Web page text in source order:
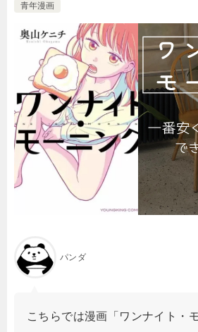
青年漫画
パンダ
こちらでは漫画「ワンナイト・